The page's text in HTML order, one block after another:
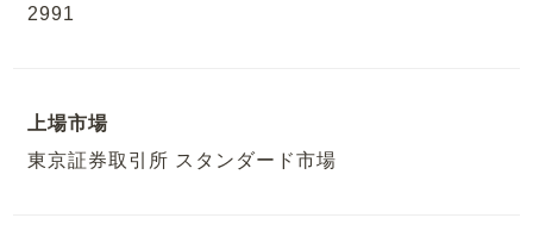
2991
上場市場
東京証券取引所 スタンダード市場